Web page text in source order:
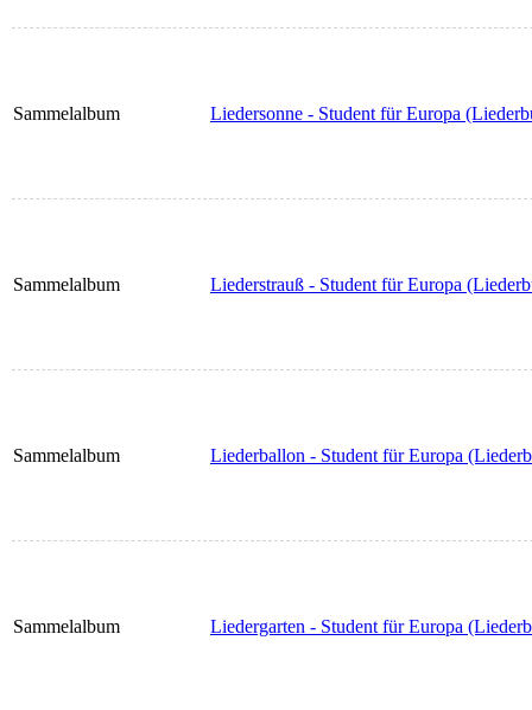
Sammelalbum Liedersonne - Student für Europa
Sammelalbum Liederstrauß - Student für Europa
Sammelalbum Liederballon - Student für Europa
Sammelalbum Liedergarten - Student für Europa